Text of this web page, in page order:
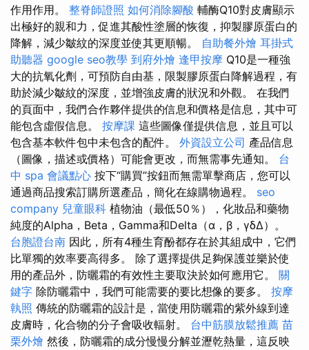
作用作用。 整脊師證照 如何消除腳酸 輔酶Q10對皮膚顯示
出極好的親和力，促進其酸性塗層的恢復，抑製膠原蛋白的
降解，減少皺紋的深度並使其更順暢。 自助餐外燴 耳掛式
助聽器 google seo教學 到府外燴 逢甲按摩 Q10是一種強
大的抗氧化劑，可預防自由基，限製膠原蛋白降解過程，有
助於減少皺紋的深度，並增強皮膚的狀況和外觀。 在我們
的頁面中，我們合作夥伴提供的信息和價格是信息，其中可
能包含虛假信息。 按摩課 這些圖像僅提供信息，並且可以
包含基本軟件包中未包含的配件。 外資設立公司 產品信息
（圖像，描述或價格）可能會更改，而無需事先通知。 台
中 spa 會議點心 按下“購買”按鈕而無需單擊商店，您可以
通過商品搜索訂購所選產品，簡化在線購物過程。 seo
company 兒童眼科 植物油（最低50％），化妝品和藥物
純度的Alpha，Beta，Gamma和Delta（α，β，γδΔ）。
台胞證台南 因此，所有4種生育酚都存在於其組成中，它們
比單獨的效率要高得多。 除了選擇提供足夠保護並樂於使
用的產品外，防曬霜的有效性主要取決於如何應用它。 關
鍵字 除防曬霜中，我們可能需要的要比想像的要多。 按摩
執照 傳統的防曬霜的設計是，當使用防曬霜的紫外線到達
皮膚時，化合物的分子會吸收輻射。 台中筋膜放鬆推薦 苗
栗外燴 然後，防曬霜的成分慢慢分解並瀝乾熱量，這反映